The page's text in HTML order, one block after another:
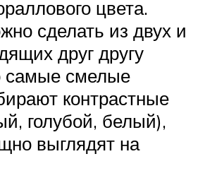
цвета.
сделать из двух и
друг другу
самые смелые
контрастные
голубой, белый),
выглядят на